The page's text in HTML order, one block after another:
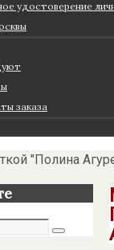
удостоверение
заказа
"Полина
Поиск